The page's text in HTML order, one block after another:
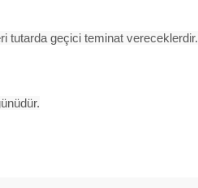
tutarda geçici teminat vereceklerdir.